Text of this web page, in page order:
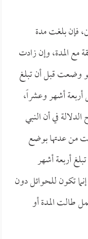
فإن بلغت مدة
مع المدة، وإن زادت
وضعت قبل أن تبلغ
أشهر وعشراً،
في أن النبي
من عدتها بوضع
أربعة أشهر
تكون للحوائل دون
طالت المدة أو